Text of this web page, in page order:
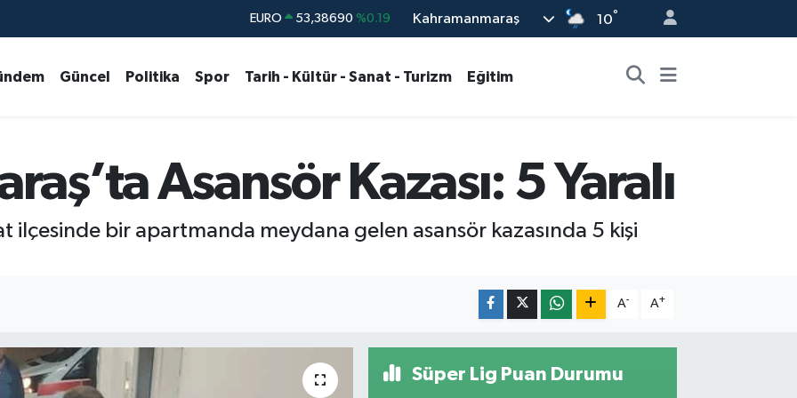
STERLİN 61,60380 %0.18 Kahramanmaraş 10°
Güncel Politika Spor Tarih - Kültür - Sanat - Turizm Eğitim
Asansör Kazası: 5 Yaralı
ilçesinde bir apartmanda meydana gelen asansör kazasında 5 kişi
A- A+
Süper Lig Puan Durumu